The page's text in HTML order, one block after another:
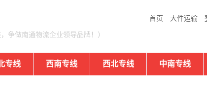
首页 大件运输
争做南通物流企业领导品牌！）
专线 西南专线 西北专线 中南专线